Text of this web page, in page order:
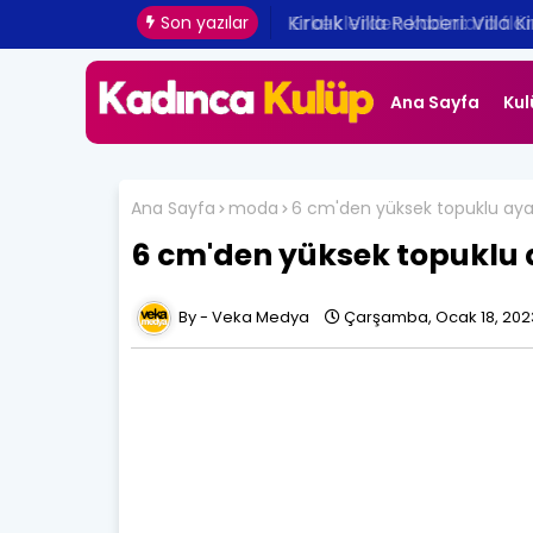
Son yazılar Erkeklerden kadınlara
Ana Sayfa
Ana Sayfa moda 6 cm'den yüksek topuklu
6 cm'den yüksek
Veka Medya Çarşamba, Ocak 18,